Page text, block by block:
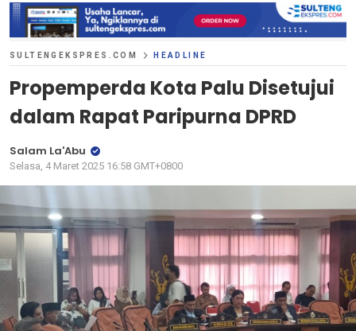
SULTENGEKSPRES.COM HEADLINE
Propemperda Kota Palu Disetujui
dalam Rapat Paripurna DPRD
Salam La'Abu
Selasa, 4 Maret 2025 16:58 GMT+0800